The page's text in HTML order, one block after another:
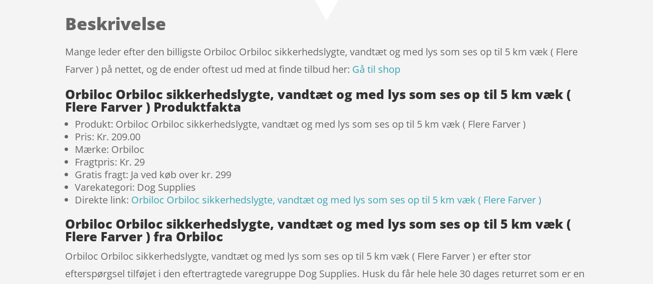
Beskrivelse
Mange leder efter den billigste Orbiloc Orbiloc sikkerhedslygte, vandtæt og med lys som ses op til 5 km væk ( Flere
Farver ) på nettet, og de ender oftest ud med at finde tilbud her: Gå til shop
Orbiloc Orbiloc sikkerhedslygte, vandtæt og med lys som ses op til 5 km væk (
Flere Farver ) Produktfakta
Produkt: Orbiloc Orbiloc sikkerhedslygte, vandtæt og med lys som ses op til 5 km væk ( Flere Farver )
Pris: Kr. 209.00
Mærke: Orbiloc
Fragtpris: Kr. 29
Gratis fragt: Ja ved køb over kr. 299
Varekategori: Dog Supplies
Direkte link: Orbiloc Orbiloc sikkerhedslygte, vandtæt og med lys som ses op til 5 km væk ( Flere Farver )
Orbiloc Orbiloc sikkerhedslygte, vandtæt og med lys som ses op til 5 km væk (
Flere Farver ) fra Orbiloc
Orbiloc Orbiloc sikkerhedslygte, vandtæt og med lys som ses op til 5 km væk ( Flere Farver ) er efter stor
efterspørgsel tilføjet i den eftertragtede varegruppe Dog Supplies. Husk du får hele hele 30 dages returret som er en